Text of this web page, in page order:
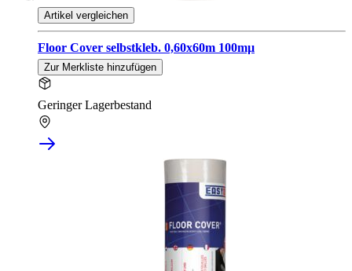
Artikel vergleichen
Floor Cover selbstkleb. 0,60x60m 100mµ
Zur Merkliste hinzufügen
Geringer Lagerbestand